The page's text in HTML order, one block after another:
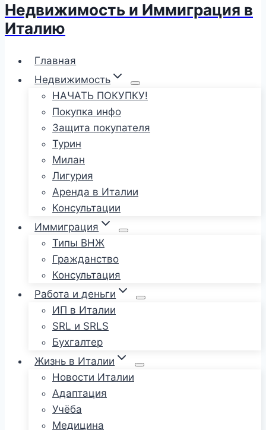
Недвижимость и Иммиграция в
Италию
Главная
Недвижимость
НАЧАТЬ ПОКУПКУ!
Покупка инфо
Защита покупателя
Турин
Милан
Лигурия
Аренда в Италии
Консультации
Иммиграция
Типы ВНЖ
Гражданство
Консультация
Работа и деньги
ИП в Италии
SRL и SRLS
Бухгалтер
Жизнь в Италии
Новости Италии
Адаптация
Учёба
Медицина